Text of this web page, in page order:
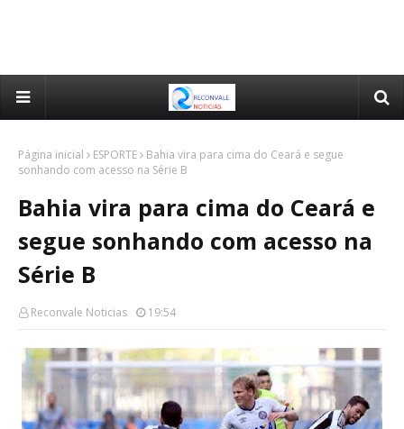
Página inicial ESPORTE
Bahia vira para cima do Ceará e segue
sonhando com acesso na Série B
Bahia vira para cima do Ceará e
segue sonhando com acesso na
Série B
Reconvale Noticias 19:54